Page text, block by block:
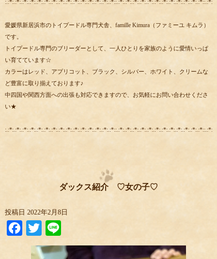
:.:*:.:*:.:*:.:*:.:*:.:*:.:*:.:*:.:*:.:*:.:*:.:*:.:*:.:*:.:*::.:*:.:*:.:*:.:*:.:*:.:*:.:*:.:*:.:*:.:*:.:*:.:*::.:*:.:
愛媛県新居浜市のトイプードル専門犬舎、famille Kimura（ファミーユ キムラ）
です。
トイプードル専門のブリーダーとして、一人ひとりを家族のように愛情いっぱ
い育てています☆
カラーはレッド、アプリコット、ブラック、シルバー、ホワイト、クリームな
ど豊富に取り揃えております♪
中四国や関西方面への出張も対応できますので、お気軽にお問い合わせくださ
い★
:.:*:.:*:.:*:.:*:.:*:.:*:.:*:.:*:.:*:.:*:.:*:.:*:.:*:.:*:.:*::.:*:.:*:.:*:.:*:.:*:.:*:.:*:.:*:.:*:.:*:.:*:.:*::.:*:.:
ダックス紹介 ♡女の子♡
投稿日 2022年2月8日
Facebook
Twitter